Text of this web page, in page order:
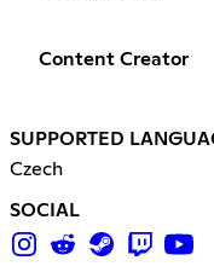
Content Creator
SUPPORTED
Czech
SOCIAL